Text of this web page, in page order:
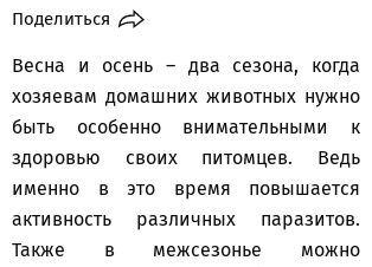
Поделиться
Весна и осень – два сезона, когда
хозяевам домашних животных нужно
быть особенно внимательными к
здоровью своих питомцев. Ведь
именно в это время повышается
активность различных паразитов.
Также в межсезонье можно